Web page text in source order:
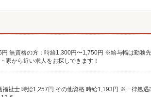
家から近い求人をお探しできます！